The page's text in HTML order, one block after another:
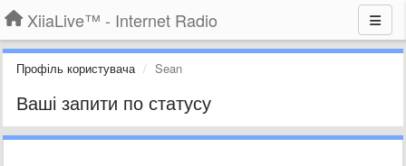
XiiaLive™ - Internet Radio
Профіль користувача Sean
Ваші запити по статусу